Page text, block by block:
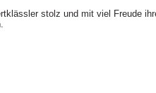
stolz und mit viel Freude